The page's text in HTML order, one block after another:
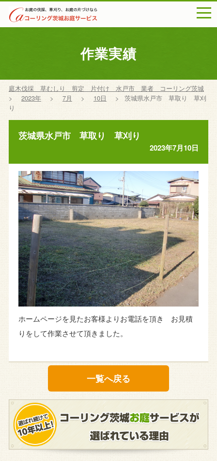
作業実績
庭木伐採 草むしり 剪定 片付け 水戸市 業者 コーリング茨城
>
2023年 > 7月 > 10日 >
茨城県水戸市 草取り 草刈
り
茨城県水戸市 草取り 草刈り
2023年7月10日
ホームページを見たお客様よりお電話を頂き お見積
りをして作業させて頂きました。
一覧へ戻る